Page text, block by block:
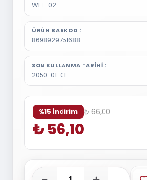
WEE-02
ÜRÜN BARKOD
8698929751688
SON KULLANMA TARIHI
2050-01-01
%15 İndirim ₺ 66,00
₺ 56,10